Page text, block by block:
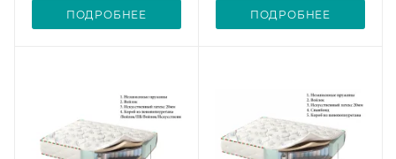
ПОДРОБНЕЕ ПОДРОБНЕЕ